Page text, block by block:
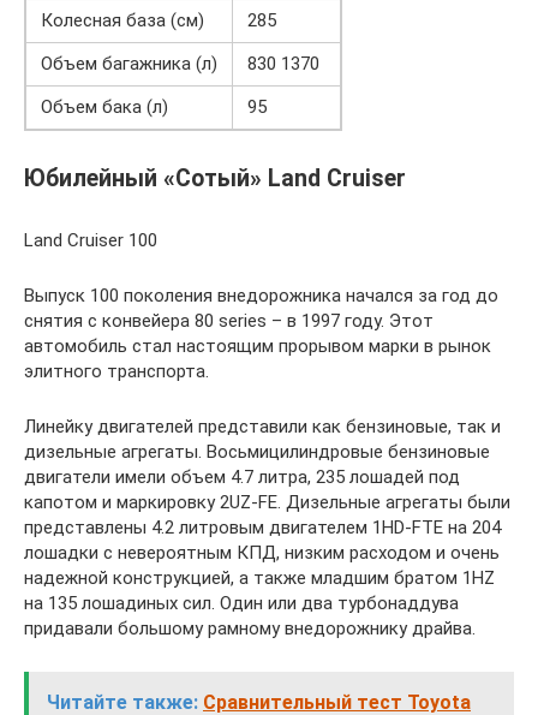
Колесная база (см)
285
Объем багажника (л)
830 1370
Объем бака (л)
95
Юбилейный «Сотый» Land Cruiser
Land Cruiser 100
Выпуск 100 поколения внедорожника начался за год до
снятия с конвейера 80 series – в 1997 году. Этот
автомобиль стал настоящим прорывом марки в рынок
элитного транспорта.
Линейку двигателей представили как бензиновые, так и
дизельные агрегаты. Восьмицилиндровые бензиновые
двигатели имели объем 4.7 литра, 235 лошадей под
капотом и маркировку 2UZ-FE. Дизельные агрегаты были
представлены 4.2 литровым двигателем 1HD-FTE на 204
лошадки с невероятным КПД, низким расходом и очень
надежной конструкцией, а также младшим братом 1HZ
на 135 лошадиных сил. Один или два турбонаддува
придавали большому рамному внедорожнику драйва.
Читайте также: Сравнительный тест Toyota